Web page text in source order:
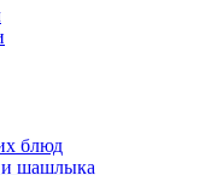
блюд
и шашлыка